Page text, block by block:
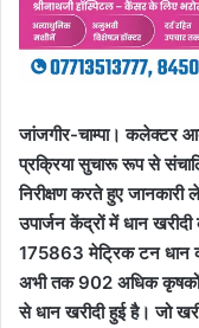
जांजगीर-चाम्पा। कलेक्टर
प्रक्रिया सुचारू रूप से
निरीक्षण करते हुए
उपार्जन केंद्रों में धान
175863 मेट्रिक टन धान
अभी तक 902 अधिक कृषकों
से धान खरीदी हुई है। जो